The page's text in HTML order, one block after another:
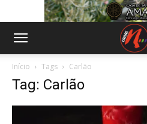
Início Tags Carlão
Tag: Carlão